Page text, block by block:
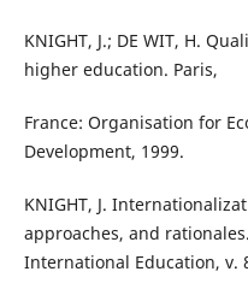
KNIGHT, J.; DE WIT, H.
higher education. Paris,
France: Organisation for
Development, 1999.
KNIGHT, J.
approaches, and
International Education, v.